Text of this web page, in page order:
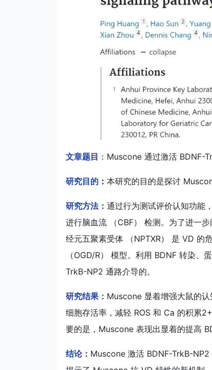
文章题目 ：Muscone 通过激活 BDNF-
研究目的 ： 本研究的目的是探讨
研究方法： 通过行为测试评价认知功能
进行脑血流 （CBF） 检测。为了进一
经元五聚素受体 （NPTXR） 是 VD 的
（OGD/R） 模型。利用 BDNF 转染
TrkB-NP2 通路介导的。
研究结果： Muscone 显着增强大鼠的
细胞存活率，减轻 ROS 和 Ca 的积累
要的是，Muscone 表现出显着的提高
结论： Muscone 激活 BDNF-TrkB-NP2